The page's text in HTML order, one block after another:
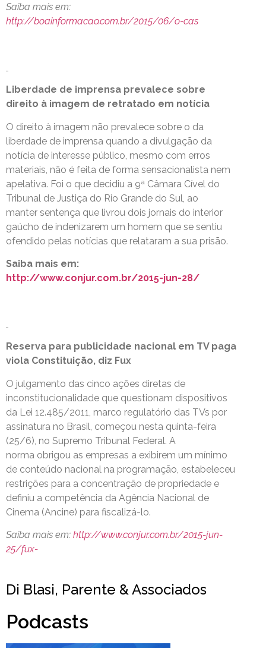
Saiba mais em:
http://boainformacao.com.br/2015/06/o-cas
Liberdade de imprensa prevalece sobre
direito à imagem de retratado em notícia
O direito à imagem não prevalece sobre o da
liberdade de imprensa quando a divulgação da
notícia de interesse público, mesmo com erros
materiais, não é feita de forma sensacionalista nem
apelativa. Foi o que decidiu a 9ª Câmara Cível do
Tribunal de Justiça do Rio Grande do Sul, ao
manter sentença que livrou dois jornais do interior
gaúcho de indenizarem um homem que se sentiu
ofendido pelas notícias que relataram a sua prisão.
Saiba mais em:
http://www.conjur.com.br/2015-jun-28/
Reserva para publicidade nacional em TV paga
viola Constituição, diz Fux
O julgamento das cinco ações diretas de
inconstitucionalidade que questionam dispositivos
da Lei 12.485/2011, marco regulatório das TVs por
assinatura no Brasil, começou nesta quinta-feira
(25/6), no Supremo Tribunal Federal. A
norma obrigou as empresas a exibirem um mínimo
de conteúdo nacional na programação, estabeleceu
restrições para a concentração de propriedade e
definiu a competência da Agência Nacional de
Cinema (Ancine) para fiscalizá-lo.
Saiba mais em: http://www.conjur.com.br/2015-jun-
25/fux-
Di Blasi, Parente & Associados
Podcasts